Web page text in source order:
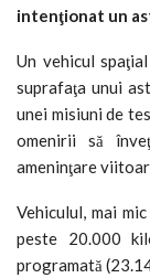
intenţionat un
Un vehicul
suprafaţa unui
unei misiuni de
omenirii să
ameninţare
Vehiculul, mai
peste 20.000
programată